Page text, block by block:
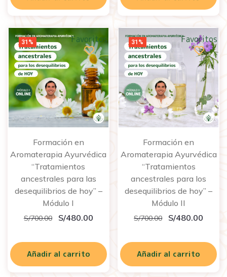
31%
Formación en
Aromaterapia Ayurvédica
“Tratamientos
ancestrales para las
desequilibrios de hoy” –
Módulo I
S/700.00 S/480.00
Añadir al carrito
Favoritos 31%
Formación en
Aromaterapia Ayurvédica
“Tratamientos
ancestrales para los
desequilibrios de hoy” –
Módulo II
S/700.00 S/480.00
Añadir al carrito
Favoritos